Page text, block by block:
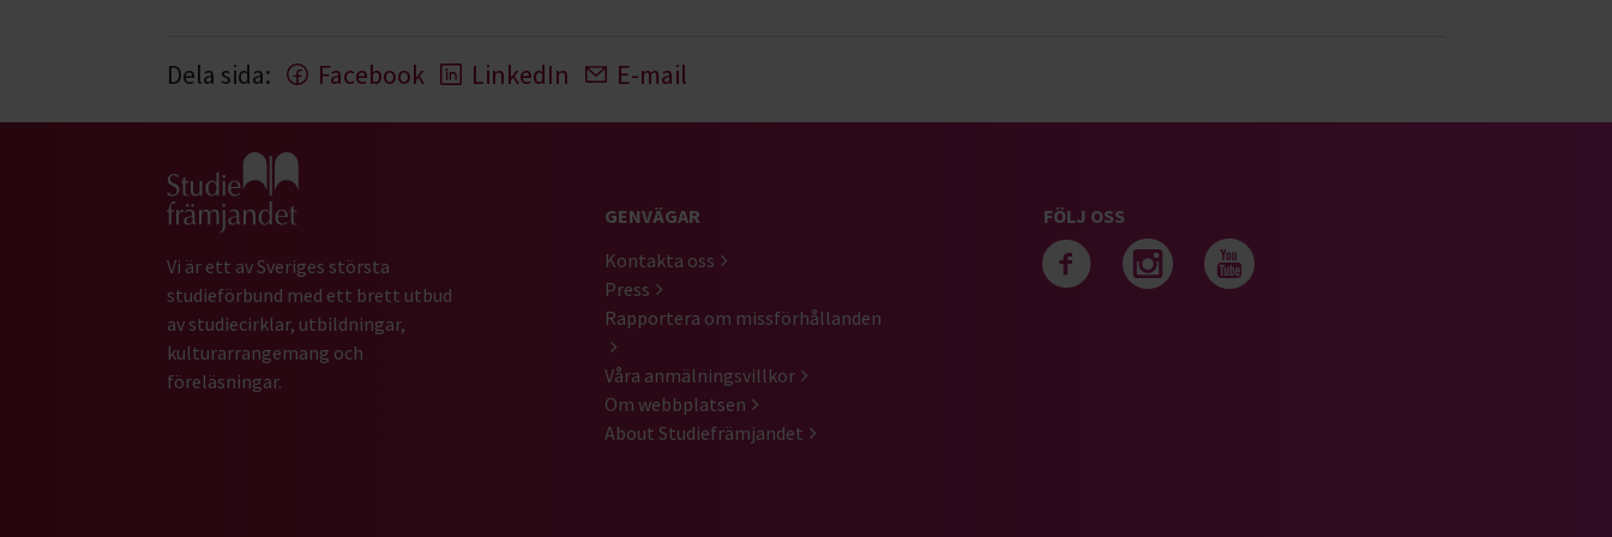
Dela sida: Facebook LinkedIn E-mail
Gå till studiefrämjandets startsida
Vi är ett av Sveriges största
studieförbund med ett brett utbud
av studiecirklar, utbildningar,
kulturarrangemang och
föreläsningar.
GENVÄGAR
Kontakta oss
Press
Rapportera om missförhållanden
Våra anmälningsvillkor
Om webbplatsen
About Studiefrämjandet
FÖLJ OSS
Följ oss på facebook
Följ oss på instagram
Följ oss på youtube